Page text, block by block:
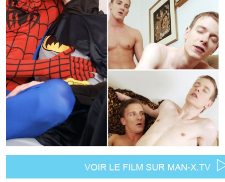
Retrouvez Man-Xsur CANALSAT,
Orange, SFR, Bouygues,
Numericable, Free et autres
opérateurs en duo avecPinkX.